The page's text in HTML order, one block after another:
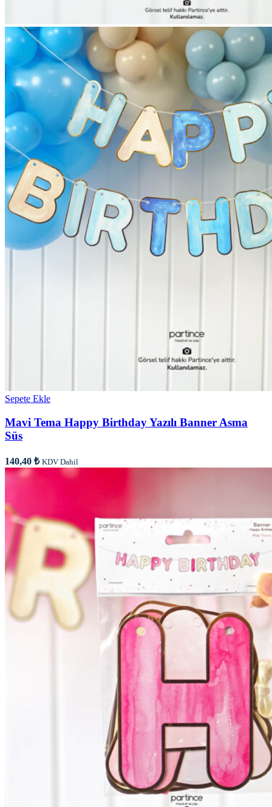
Sepete Ekle
Mavi Tema Happy Birthday Yazılı Banner Asma
Süs
140,40 ₺ KDV Dahil